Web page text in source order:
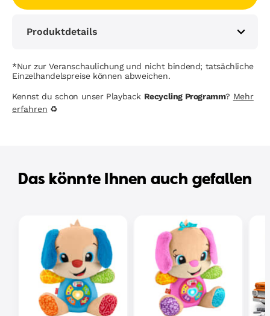
Produktdetails
*Nur zur Veranschaulichung und nicht bindend; tatsächliche
Einzelhandelspreise können abweichen.
Kennst du schon unser Playback Recycling Programm? Mehr
erfahren ♻
Das könnte Ihnen auch gefallen